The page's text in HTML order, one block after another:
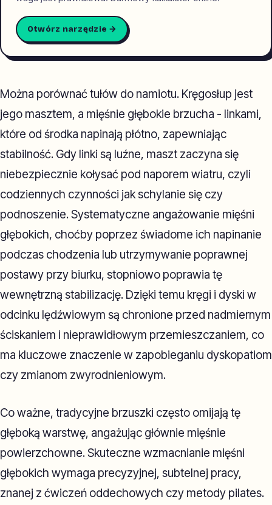
Otwórz narzędzie →
Można porównać tułów do namiotu. Kręgosłup jest
jego masztem, a mięśnie głębokie brzucha - linkami,
które od środka napinają płótno, zapewniając
stabilność. Gdy linki są luźne, maszt zaczyna się
niebezpiecznie kołysać pod naporem wiatru, czyli
codziennych czynności jak schylanie się czy
podnoszenie. Systematyczne angażowanie mięśni
głębokich, choćby poprzez świadome ich napinanie
podczas chodzenia lub utrzymywanie poprawnej
postawy przy biurku, stopniowo poprawia tę
wewnętrzną stabilizację. Dzięki temu kręgi i dyski w
odcinku lędźwiowym są chronione przed nadmiernym
ściskaniem i nieprawidłowym przemieszczaniem, co
ma kluczowe znaczenie w zapobieganiu dyskopatiom
czy zmianom zwyrodnieniowym.
Co ważne, tradycyjne brzuszki często omijają tę
głęboką warstwę, angażując głównie mięśnie
powierzchowne. Skuteczne wzmacnianie mięśni
głębokich wymaga precyzyjnej, subtelnej pracy,
znanej z ćwiczeń oddechowych czy metody pilates.